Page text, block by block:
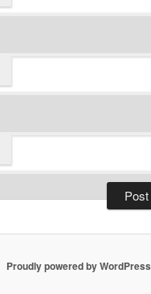
Proudly powered by WordPress